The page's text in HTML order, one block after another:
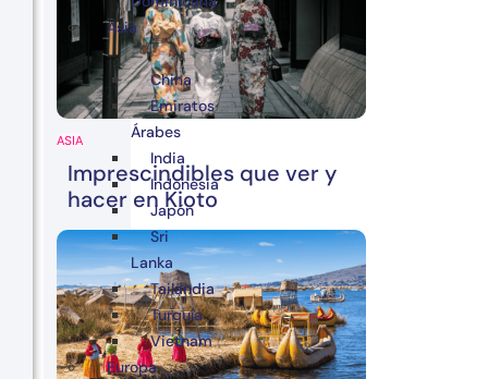
ASIA
Imprescindibles que ver y
hacer en Kioto
Asia
China
Emiratos
Árabes
India
Indonesia
Japón
Sri
Lanka
Tailandia
Turquía
Vietnam
Europa